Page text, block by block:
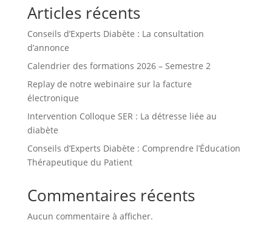
Articles récents
Conseils d’Experts Diabète : La consultation
d’annonce
Calendrier des formations 2026 – Semestre 2
Replay de notre webinaire sur la facture
électronique
Intervention Colloque SER : La détresse liée au
diabète
Conseils d’Experts Diabète : Comprendre l’Éducation
Thérapeutique du Patient
Commentaires récents
Aucun commentaire à afficher.